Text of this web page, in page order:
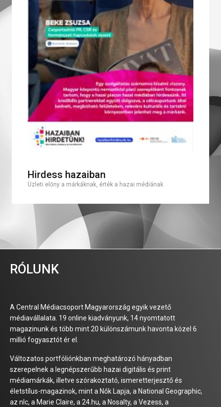
Hirdess hazaiban
Üzleti előny a márkáknak, érték a hazai médiának
RÓLUNK
A Central Médiacsoport Magyarország egyik vezető
médiavállalata. 19 online kiadványunk, 14 nyomtatott
magazinunk és több mint 20 különszámunk havonta közel 6
millió fogyasztót ér el.
Változatos portfóliónkban meghatározó hányadban
szerepelnek a legnépszerűbb hazai digitális és print
médiamárkák, illetve szórakoztató, ismeretterjesztő és
életstílus-magazinok, mint a Nők Lapja, a National Geographic,
az nlc, a Marie Claire, a 24.hu, a Nosalty, a Vezess, a